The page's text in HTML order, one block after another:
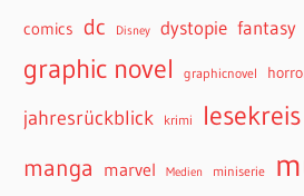
comics dc Disney dystopie fantasy
graphic novel graphicnovel
jahresrückblick krimi lesekreis
manga marvel Medien miniserie